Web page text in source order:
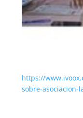
https://
sobre-asociacion-